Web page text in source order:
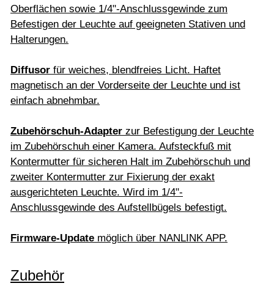
Oberflächen sowie 1/4"-Anschlussgewinde zum
Befestigen der Leuchte auf geeigneten Stativen und
Halterungen.
Diffusor für weiches, blendfreies Licht. Haftet
magnetisch an der Vorderseite der Leuchte und ist
einfach abnehmbar.
Zubehörschuh-Adapter zur Befestigung der Leuchte
im Zubehörschuh einer Kamera. Aufsteckfuß mit
Kontermutter für sicheren Halt im Zubehörschuh und
zweiter Kontermutter zur Fixierung der exakt
ausgerichteten Leuchte. Wird im 1/4"-
Anschlussgewinde des Aufstellbügels befestigt.
Firmware-Update möglich über NANLINK APP.
Zubehör